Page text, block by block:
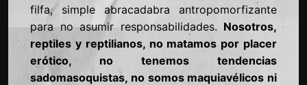
filfa, simple abracadabra antropomorfizante
para no asumir responsabilidades. Nosotros,
reptiles y reptilianos, no matamos por placer
erótico, no tenemos tendencias
sadomasoquistas, no somos maquiavélicos ni